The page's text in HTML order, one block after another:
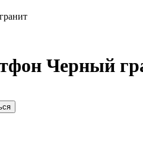
Черный